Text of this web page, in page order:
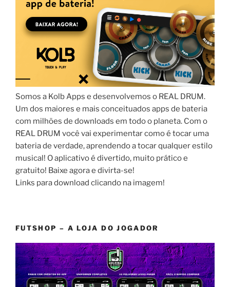
Somos a Kolb Apps e desenvolvemos o REAL DRUM.
Um dos maiores e mais conceituados apps de bateria
com milhões de downloads em todo o planeta. Com o
REAL DRUM você vai experimentar como é tocar uma
bateria de verdade, aprendendo a tocar qualquer estilo
musical! O aplicativo é divertido, muito prático e
gratuito! Baixe agora e divirta-se!
Links para download clicando na imagem!
FUTSHOP – A LOJA DO JOGADOR